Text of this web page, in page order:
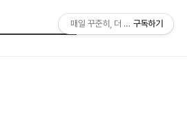
매일 꾸준히, 더 깊이구독하기